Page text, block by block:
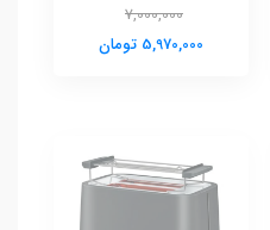
7,000,000
5,970,000 تومان